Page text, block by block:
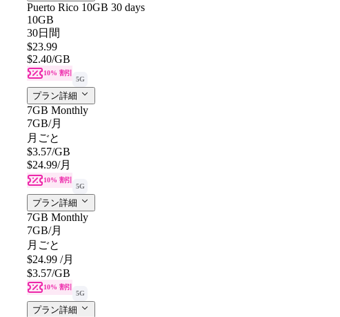
Puerto Rico 10GB 30 days
10GB
30日間
$23.99
$2.40/GB
10% 割引
5G
プラン詳細
7GB Monthly
7GB/月
月ごと
$3.57/GB
$24.99/月
10% 割引
5G
プラン詳細
7GB Monthly
7GB/月
月ごと
$24.99 /月
$3.57/GB
10% 割引
5G
プラン詳細